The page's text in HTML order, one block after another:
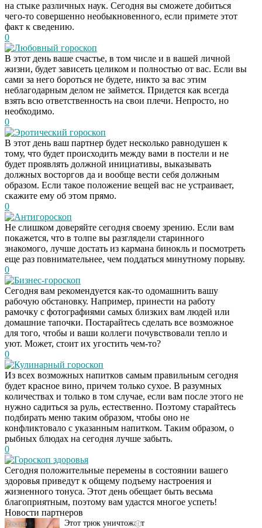
на стыке различных наук. Сегодня вы сможете добиться
чего-то совершенно необыкновенного, если примете этот
факт к сведению.
0
Любовный гороскоп
В этот день ваше счастье, в том числе и в вашей личной
жизни, будет зависеть целиком и полностью от вас. Если вы
сами за него бороться не будете, никто за вас этим
неблагодарным делом не займется. Придется как всегда
взять всю ответственность на свои плечи. Непросто, но
необходимо.
0
Эротический гороскоп
В этот день ваш партнер будет несколько равнодушен к
тому, что будет происходить между вами в постели и не
будет проявлять должной инициативы, выказывать
должных восторгов да и вообще вести себя должным
образом. Если такое положение вещей вас не устраивает,
скажите ему об этом прямо.
0
Антигороскоп
Не слишком доверяйте сегодня своему зрению. Если вам
покажется, что в толпе вы разглядели старинного
знакомого, лучше достать из кармана бинокль и посмотреть
еще раз повнимательнее, чем поддаться минутному порыву.
0
Бизнес-гороскоп
Сегодня вам рекомендуется как-то одомашнить вашу
рабочую обстановку. Например, принести на работу
рамочку с фотографиями самых близких вам людей или
домашние тапочки. Постарайтесь сделать все возможное
для того, чтобы и ваши коллеги почувствовали тепло и
уют. Может, стоит их угостить чем-то?
0
Кулинарный гороскоп
Из всех возможных напитков самым правильным сегодня
будет красное вино, причем только сухое. В разумных
количествах и только в том случае, если вам после этого не
нужно садиться за руль, естественно. Поэтому старайтесь
подбирать меню таким образом, чтобы оно не
конфликтовало с указанным напитком. Таким образом, о
рыбных блюдах на сегодня лучше забыть.
0
Гороскоп здоровья
Сегодня положительные перемены в состоянии вашего
здоровья приведут к общему подъему настроения и
жизненного тонуса. Этот день обещает быть весьма
благоприятным, поэтому вам удастся многое успеть!
Новости партнеров
Даже самый
запущенный грибок
исчезнет с корнем,
если перед сном…
i
Этот трюк уничтожает